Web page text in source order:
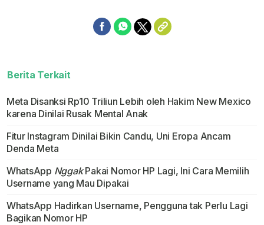
Berita Terkait
Meta Disanksi Rp10 Triliun Lebih oleh Hakim New Mexico
karena Dinilai Rusak Mental Anak
Fitur Instagram Dinilai Bikin Candu, Uni Eropa Ancam
Denda Meta
WhatsApp NggakPakai Nomor HP Lagi, Ini Cara Memilih
Username yang Mau Dipakai
WhatsApp Hadirkan Username, Pengguna tak Perlu Lagi
Bagikan Nomor HP